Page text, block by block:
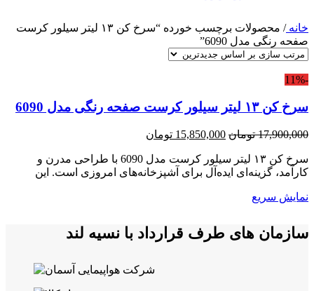
خانه/
محصولات برچسب خورده “سرخ کن ۱۳ لیتر سیلور کرست
صفحه رنگی مدل 6090”
-11%
سرخ کن ۱۳ لیتر سیلور کرست صفحه رنگی مدل 6090
17,900,000 تومان قیمت
17,900,000 تومان
بود.
15,850,000 تومان
15,850,000 تومان.سرخ کن ۱۳ لیتر سیلور کرست مدل 6090 با طراحی مدرن و
کارآمد، گزینه‌ای ایده‌آل برای آشپزخانه‌های امروزی است. این
نمایش سریع
سازمان های طرف قرارداد با نسیه لند